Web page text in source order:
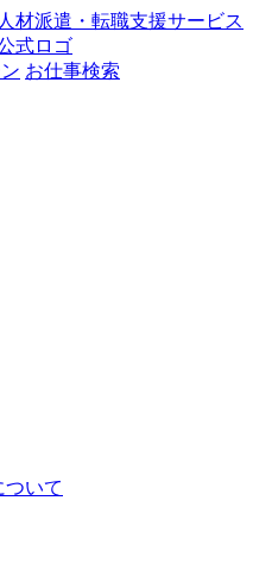
お仕事検索
ついて